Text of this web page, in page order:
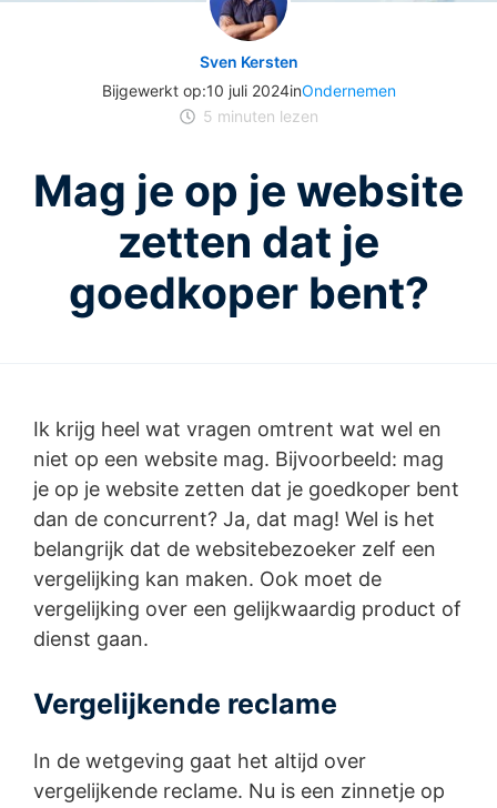
Sven Kersten
Bijgewerkt op:10 juli 2024inOndernemen
5 minuten lezen
Mag je op je website
zetten dat je
goedkoper bent?
Ik krijg heel wat vragen omtrent wat wel en
niet op een website mag. Bijvoorbeeld: mag
je op je website zetten dat je goedkoper bent
dan de concurrent? Ja, dat mag! Wel is het
belangrijk dat de websitebezoeker zelf een
vergelijking kan maken. Ook moet de
vergelijking over een gelijkwaardig product of
dienst gaan.
Vergelijkende reclame
In de wetgeving gaat het altijd over
vergelijkende reclame. Nu is een zinnetje op